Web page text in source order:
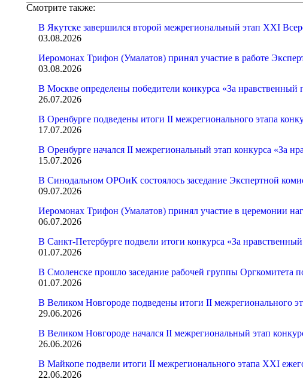
Смотрите также:
В Якутске завершился второй межрегиональный этап XXI
03.08.2026
Иеромонах Трифон (Умалатов) принял участие в работе
03.08.2026
В Москве определены победители конкурса «За
26.07.2026
В Оренбурге подведены итоги II межрегионального этапа
17.07.2026
В Оренбурге начался II межрегиональный этап конкурса «За
15.07.2026
В Синодальном ОРОиК состоялось заседание Экспертной
09.07.2026
Иеромонах Трифон (Умалатов) принял участие в церемонии
06.07.2026
В Санкт-Петербурге подвели итоги конкурса «За
01.07.2026
В Смоленске прошло заседание рабочей группы
01.07.2026
В Великом Новгороде подведены итоги II межрегионального
29.06.2026
В Великом Новгороде начался II межрегиональный этап
26.06.2026
В Майкопе подвели итоги II межрегионального этапа XXI
22.06.2026